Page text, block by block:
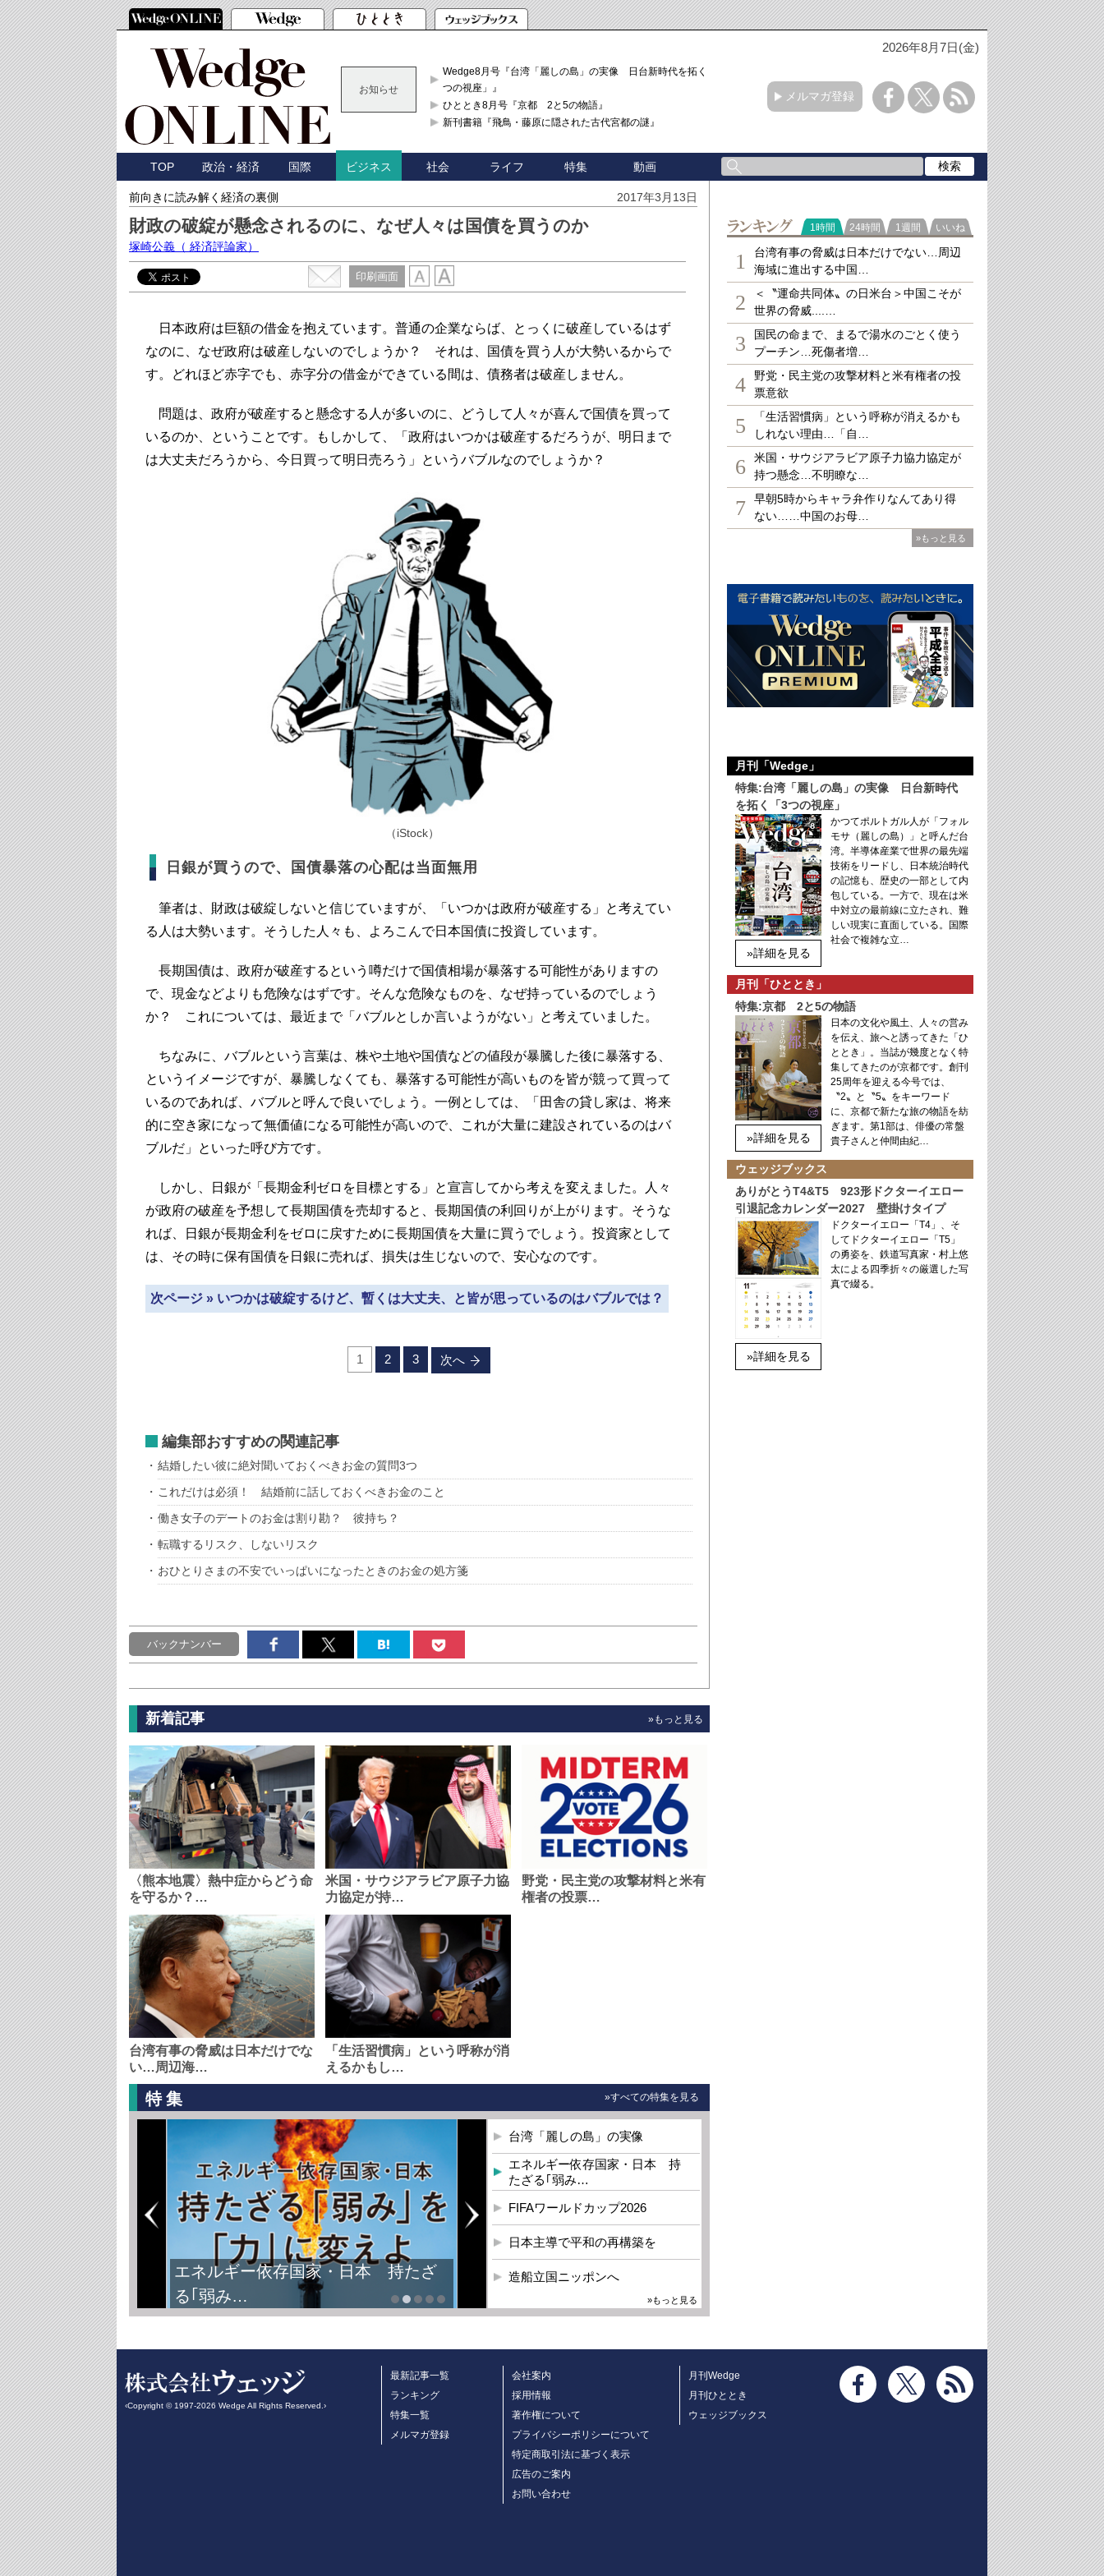
2026年8月7日(金)
お知らせ
Wedge8月号『台湾「麗しの島」の実像 日台新時代を拓く「3
つの視座」』
ひととき8月号『京都 2と5の物語』
新刊書籍『飛鳥・藤原に隠された古代宮都の謎』
メルマガ登録
TOP 政治・経済 国際 ビジネス 社会 ライフ 特集 動画
前向きに読み解く経済の裏側 2017年3月13日
財政の破綻が懸念されるのに、なぜ人々は国債を買うのか
塚崎公義 （ 経済評論家）
印刷画面
日本政府は巨額の借金を抱えています。普通の企業ならば、とっくに破産しているはず
なのに、なぜ政府は破産しないのでしょうか？ それは、国債を買う人が大勢いるからで
す。どれほど赤字でも、赤字分の借金ができている間は、債務者は破産しません。
問題は、政府が破産すると懸念する人が多いのに、どうして人々が喜んで国債を買って
いるのか、ということです。もしかして、「政府はいつかは破産するだろうが、明日まで
は大丈夫だろうから、今日買って明日売ろう」というバブルなのでしょうか？
（iStock）
日銀が買うので、国債暴落の心配は当面無用
筆者は、財政は破綻しないと信じていますが、「いつかは政府が破産する」と考えてい
る人は大勢います。そうした人々も、よろこんで日本国債に投資しています。
長期国債は、政府が破産するという噂だけで国債相場が暴落する可能性がありますの
で、現金などよりも危険なはずです。そんな危険なものを、なぜ持っているのでしょう
か？ これについては、最近まで「バブルとしか言いようがない」と考えていました。
ちなみに、バブルという言葉は、株や土地や国債などの値段が暴騰した後に暴落する、
というイメージですが、暴騰しなくても、暴落する可能性が高いものを皆が競って買って
いるのであれば、バブルと呼んで良いでしょう。一例としては、「田舎の貸し家は、将来
的に空き家になって無価値になる可能性が高いので、これが大量に建設されているのはバ
ブルだ」といった呼び方です。
しかし、日銀が「長期金利ゼロを目標とする」と宣言してから考えを変えました。人々
が政府の破産を予想して長期国債を売却すると、長期国債の利回りが上がります。そうな
れば、日銀が長期金利をゼロに戻すために長期国債を大量に買うでしょう。投資家として
は、その時に保有国債を日銀に売れば、損失は生じないので、安心なのです。
次ページ » いつかは破綻するけど、暫くは大丈夫、と皆が思っているのはバブルでは？
1 2 3 次へ
編集部おすすめの関連記事
結婚したい彼に絶対聞いておくべきお金の質問3つ
これだけは必須！ 結婚前に話しておくべきお金のこと
働き女子のデートのお金は割り勘？ 彼持ち？
転職するリスク、しないリスク
おひとりさまの不安でいっぱいになったときのお金の処方箋
バックナンバー
新着記事 »もっと見る
〈熊本地震〉熱中症からどう命
を守るか？…
米国・サウジアラビア原子力協
力協定が持…
野党・民主党の攻撃材料と米有
権者の投票…
台湾有事の脅威は日本だけでな
い…周辺海…
「生活習慣病」という呼称が消
えるかもし…
特集 »すべての特集を見る
エネルギー依存国家・日本 持たざ
る｢弱み…
台湾「麗しの島」の実像
エネルギー依存国家・日本 持
たざる｢弱み…
FIFAワールドカップ2026
日本主導で平和の再構築を
造船立国ニッポンへ
»もっと見る
ランキング
1時間 24時間 1週間 いいね
1
台湾有事の脅威は日本だけでない…周辺
海域に進出する中国…
2
＜〝運命共同体〟の日米台＞中国こそが
世界の脅威....…
3
国民の命まで、まるで湯水のごとく使う
プーチン…死傷者増…
4
野党・民主党の攻撃材料と米有権者の投
票意欲
5
「生活習慣病」という呼称が消えるかも
しれない理由…「自…
6
米国・サウジアラビア原子力協力協定が
持つ懸念…不明瞭な…
7
早朝5時からキャラ弁作りなんてあり得
ない……中国のお母…
»もっと見る
月刊「Wedge」
特集:台湾「麗しの島」の実像 日台新時代
を拓く「3つの視座」
»詳細を見る
かつてポルトガル人が「フォル
モサ（麗しの島）」と呼んだ台
湾。半導体産業で世界の最先端
技術をリードし、日本統治時代
の記憶も、歴史の一部として内
包している。一方で、現在は米
中対立の最前線に立たされ、難
しい現実に直面している。国際
社会で複雑な立…
月刊「ひととき」
特集:京都 2と5の物語
»詳細を見る
日本の文化や風土、人々の営み
を伝え、旅へと誘ってきた「ひ
ととき」。当誌が幾度となく特
集してきたのが京都です。創刊
25周年を迎える今号では、
〝2〟と〝5〟をキーワード
に、京都で新たな旅の物語を紡
ぎます。第1部は、俳優の常盤
貴子さんと仲間由紀…
ウェッジブックス
ありがとうT4&T5 923形ドクターイエロー
引退記念カレンダー2027 壁掛けタイプ
»詳細を見る
ドクターイエロー「T4」、そ
してドクターイエロー「T5」
の勇姿を、鉄道写真家・村上悠
太による四季折々の厳選した写
真で綴る。
‹Copyright © 1997-2026 Wedge All Rights Reserved.›
最新記事一覧
ランキング
特集一覧
メルマガ登録
会社案内
採用情報
著作権について
プライバシーポリシーについて
特定商取引法に基づく表示
広告のご案内
お問い合わせ
月刊Wedge
月刊ひととき
ウェッジブックス